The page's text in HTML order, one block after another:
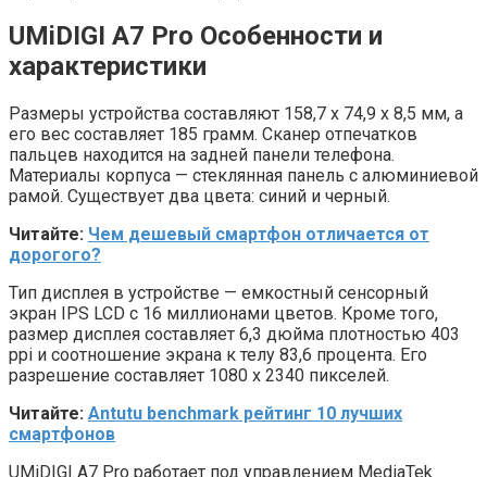
UMiDIGI A7 Pro Особенности и
характеристики
Размеры устройства составляют 158,7 х 74,9 х 8,5 мм, а
его вес составляет 185 грамм. Сканер отпечатков
пальцев находится на задней панели телефона.
Материалы корпуса — стеклянная панель с алюминиевой
рамой. Существует два цвета: синий и черный.
Читайте: Чем дешевый смартфон отличается от
дорогого?
Тип дисплея в устройстве — емкостный сенсорный
экран IPS LCD с 16 миллионами цветов. Кроме того,
размер дисплея составляет 6,3 дюйма плотностью 403
ppi и соотношение экрана к телу 83,6 процента. Его
разрешение составляет 1080 х 2340 пикселей.
Читайте: Antutu benchmark рейтинг 10 лучших
смартфонов
UMiDIGI A7 Pro работает под управлением MediaTek